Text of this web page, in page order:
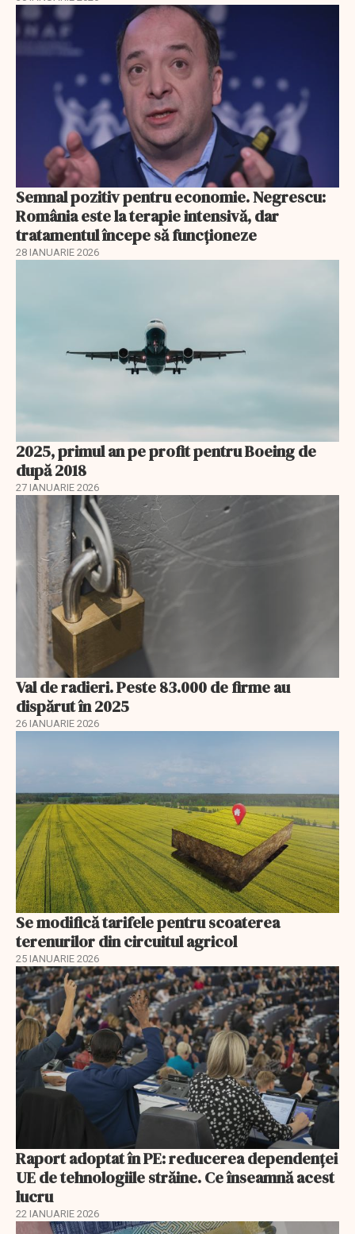
Semnal pozitiv pentru economie. Negrescu:
România este la terapie intensivă, dar
tratamentul începe să funcționeze
28 IANUARIE 2026
2025, primul an pe profit pentru Boeing de
după 2018
27 IANUARIE 2026
Val de radieri. Peste 83.000 de firme au
dispărut în 2025
26 IANUARIE 2026
Se modifică tarifele pentru scoaterea
terenurilor din circuitul agricol
25 IANUARIE 2026
Raport adoptat în PE: reducerea dependenței
UE de tehnologiile străine. Ce înseamnă acest
lucru
22 IANUARIE 2026